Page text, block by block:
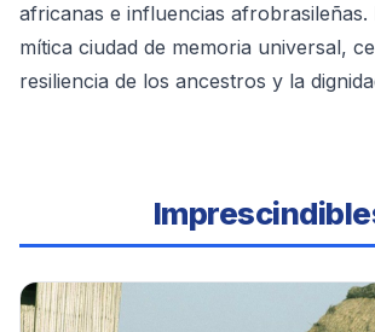
africanas e influencias afrobrasileñas.
mítica ciudad de memoria universal,
resiliencia de los ancestros y la